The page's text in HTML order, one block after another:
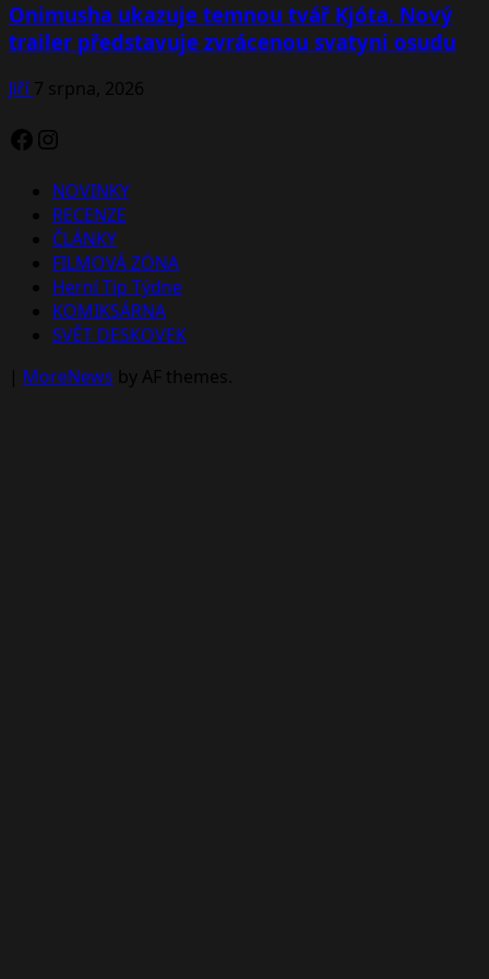
Onimusha ukazuje temnou tvář Kjóta. Nový
trailer představuje zvrácenou svatyni osudu
Jiří7 srpna, 2026
Facebook
Instagram
NOVINKY
RECENZE
ČLÁNKY
FILMOVÁ ZÓNA
Herní Tip Týdne
KOMIKSÁRNA
SVĚT DESKOVEK
| MoreNews by AF themes.